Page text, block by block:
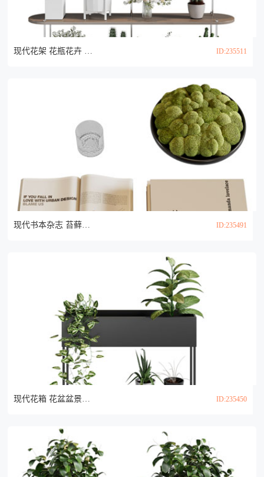
现代花架 花瓶花卉 花盆盆景盆栽植物3d模型 ID:235511
现代书本杂志 苔藓植物盆景盆栽3d模型 ID:235491
现代花箱 花盆盆景盆栽植物3d模型 ID:235450